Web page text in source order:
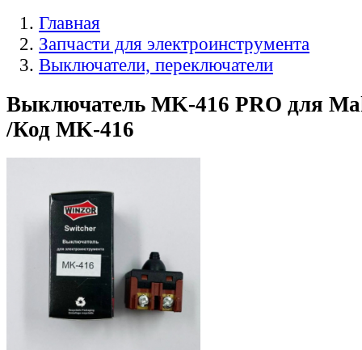
Главная
Запчасти для электроинструмента
Выключатели, переключатели
Выключатель MK-416 PRO для
/Код MK-416